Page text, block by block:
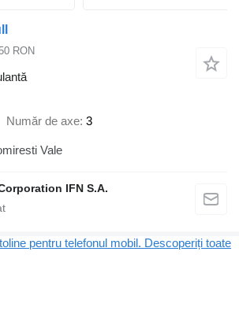
RON
Număr de axe 3
Vale
IFN S.A.
pentru telefonul mobil. Descoperiți toate